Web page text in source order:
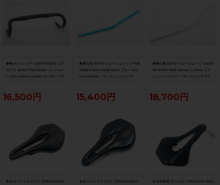
◆◆ボントレガー BONTRAGER エア
ロプロ AERO PRO ROAD ハンドルバ
ー 440-410mm 31.8mm カーボン（サ
16,500円
◆◆日東 NITTO フォーシュレッド FOR
SHRED BAR CMWC2023 ブルー 650
mm 25.4mm フラットハンドルバー
15,400円
◆◆日東 NITTO スムースムーブ SMOO
TH MOVE BAR 780mm 31.8mm フラ
ットハンドルバー（サイクルパラダイ
18,700円
★★スペシャライズド SPECIALIZED
★★スペシャライズド SPECIALIZED
★★未使用 ヨーレオ YOELEO CL MAX